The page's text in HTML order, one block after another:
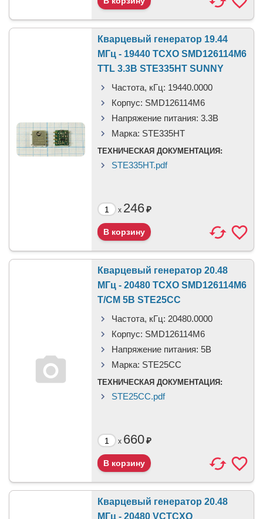
Кварцевый генератор 19.44
МГц - 19440 TCXO SMD126114M6
TTL 3.3В STE335HT SUNNY
Частота, кГц: 19440.0000
Корпус: SMD126114M6
Напряжение питания: 3.3В
Марка: STE335HT
ТЕХНИЧЕСКАЯ ДОКУМЕНТАЦИЯ:
STE335HT.pdf
x 246₽
Кварцевый генератор 20.48
МГц - 20480 TCXO SMD126114M6
T/CM 5В STE25CC
Частота, кГц: 20480.0000
Корпус: SMD126114M6
Напряжение питания: 5В
Марка: STE25CC
ТЕХНИЧЕСКАЯ ДОКУМЕНТАЦИЯ:
STE25CC.pdf
x 660₽
Кварцевый генератор 20.48
МГц - 20480 VCTCXO